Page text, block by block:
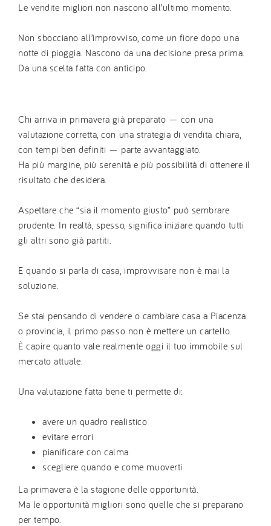
Le vendite migliori non nascono all’ultimo momento.
Non sbocciano all’improvviso, come un fiore dopo una
notte di pioggia. Nascono da una decisione presa prima.
Da una scelta fatta con anticipo.
Chi arriva in primavera già preparato — con una
valutazione corretta, con una strategia di vendita chiara,
con tempi ben definiti — parte avvantaggiato.
Ha più margine, più serenità e più possibilità di ottenere il
risultato che desidera.
Aspettare che “sia il momento giusto” può sembrare
prudente. In realtà, spesso, significa iniziare quando tutti
gli altri sono già partiti.
E quando si parla di casa, improvvisare non è mai la
soluzione.
Se stai pensando di vendere o cambiare casa a Piacenza
o provincia, il primo passo non è mettere un cartello.
È capire quanto vale realmente oggi il tuo immobile sul
mercato attuale.
Una valutazione fatta bene ti permette di:
avere un quadro realistico
evitare errori
pianificare con calma
scegliere quando e come muoverti
La primavera è la stagione delle opportunità.
Ma le opportunità migliori sono quelle che si preparano
per tempo.